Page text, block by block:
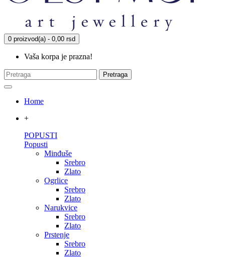
0 proizvod(a) - 0,00 rsd
Vaša korpa je prazna!
Pretraga
Home
+
POPUSTI
Popusti
Minđuše
Srebro
Zlato
Ogrlice
Srebro
Zlato
Narukvice
Srebro
Zlato
Prstenje
Srebro
Zlato